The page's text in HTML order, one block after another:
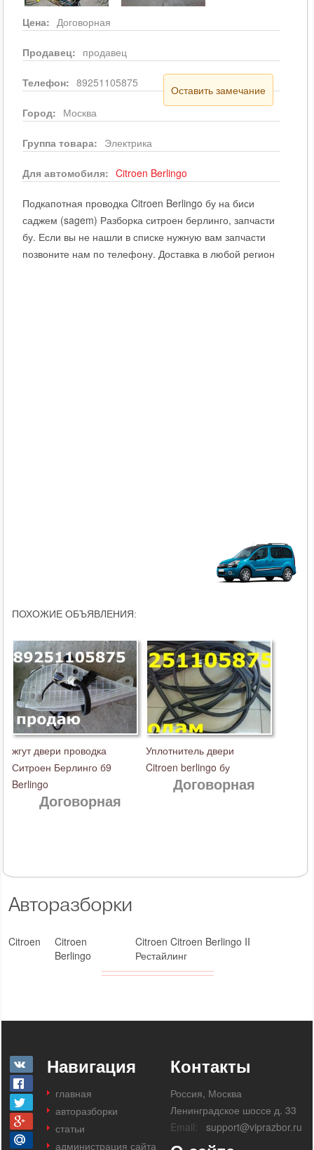
Авторазборки
Citroen
Citroen
Berlingo
Citroen Citroen Berlingo II
Рестайлинг
Цена: Договорная
Продавец: продавец
Телефон: 89251105875
Оставить замечание
Город: Москва
Группа товара: Электрика
Для автомобиля: Citroen Berlingo
Подкапотная проводка Citroen Berlingo бу на биси
саджем (sagem) Разборка ситроен берлинго, запчасти
бу. Если вы не нашли в списке нужную вам запчасти
позвоните нам по телефону. Доставка в любой регион
ПОХОЖИЕ ОБЪЯВЛЕНИЯ:
жгут двери проводка
Ситроен Берлинго б9
Berlingo
Договорная
Уплотнитель двери
Citroen berlingo бу
Договорная
Навигация
главная
авторазборки
статьи
администрация сайта
Контакты
Россия, Москва
Ленинградское шоссе д. 33
Email:
support@viprazbor.ru